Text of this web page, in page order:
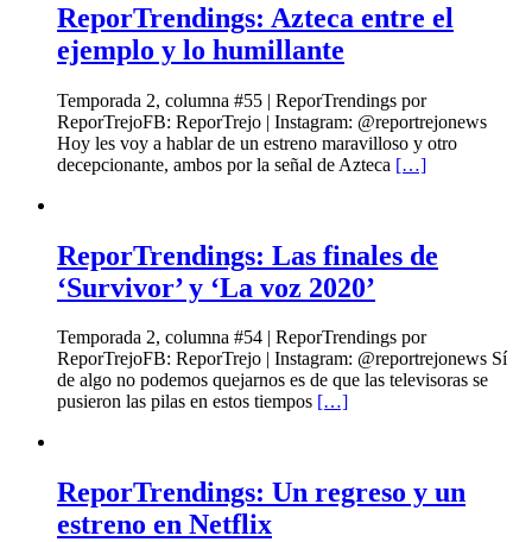
ReporTrendings: Azteca entre el
ejemplo y lo humillante
Temporada 2, columna #55 | ReporTrendings por
ReporTrejoFB: ReporTrejo | Instagram: @reportrejonews
Hoy les voy a hablar de un estreno maravilloso y otro
decepcionante, ambos por la señal de Azteca […]
ReporTrendings: Las finales de
‘Survivor’ y ‘La voz 2020’
Temporada 2, columna #54 | ReporTrendings por
ReporTrejoFB: ReporTrejo | Instagram: @reportrejonews Sí
de algo no podemos quejarnos es de que las televisoras se
pusieron las pilas en estos tiempos […]
ReporTrendings: Un regreso y un
estreno en Netflix